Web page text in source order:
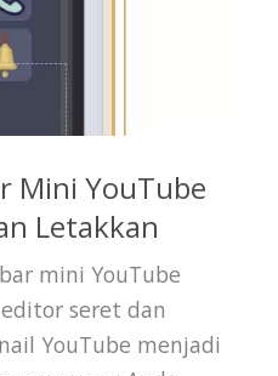
Mini YouTube
Letakkan
mini YouTube
seret dan
YouTube menjadi